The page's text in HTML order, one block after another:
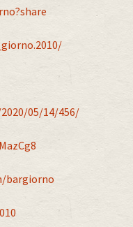
05/14/456/
bargiorno